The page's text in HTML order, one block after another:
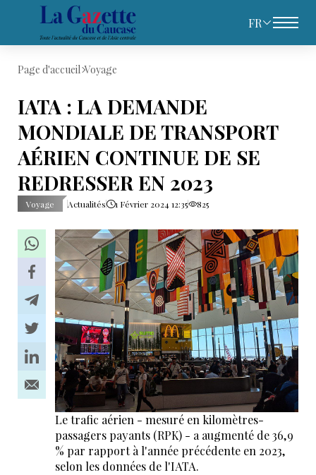
FR
Page d'accueil Voyage
IATA : LA DEMANDE
MONDIALE DE TRANSPORT
AÉRIEN CONTINUE DE SE
REDRESSER EN 2023
Voyage Actualités 1 Février 2024 12:35 825
Le trafic aérien - mesuré en kilomètres-
passagers payants (RPK) - a augmenté de 36,9
% par rapport à l'année précédente en 2023,
selon les données de l'IATA.